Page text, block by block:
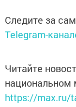
Следите за
Telegram-
Читайте
https://max.ru/